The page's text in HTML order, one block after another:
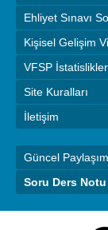
Ehliyet Sınavı
Kişisel Gelişim
VFSP
Site Kuralları
İletişim
Güncel
Soru Ders